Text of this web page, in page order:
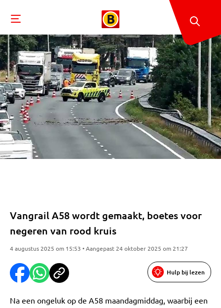
Vangrail A58 wordt gemaakt, boetes voor
negeren van rood kruis
4 augustus 2025 om 15:53 • Aangepast 24 oktober 2025 om 21:27
Hulp bij lezen
Na een ongeluk op de A58 maandagmiddag, waarbij een